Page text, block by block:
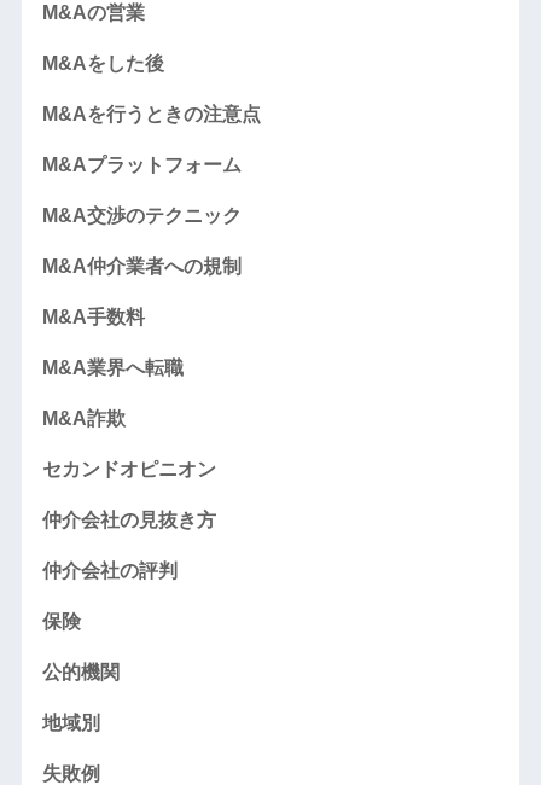
M&Aの営業
M&Aをした後
M&Aを行うときの注意点
M&Aプラットフォーム
M&A交渉のテクニック
M&A仲介業者への規制
M&A手数料
M&A業界へ転職
M&A詐欺
セカンドオピニオン
仲介会社の見抜き方
仲介会社の評判
保険
公的機関
地域別
失敗例